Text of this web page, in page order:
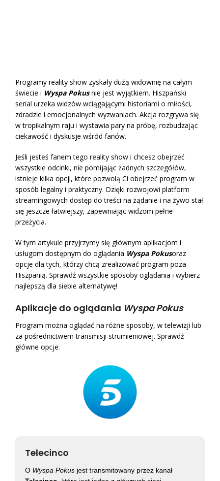
Programy reality show zyskały dużą widownię na całym
świecie i Wyspa Pokusnie jest wyjątkiem. Hiszpański
serial urzeka widzów wciągającymi historiami o miłości,
zdradzie i emocjonalnych wyzwaniach. Akcja rozgrywa się
w tropikalnym raju i wystawia pary na próbę, rozbudzając
ciekawość i dyskusje wśród fanów.
Jeśli jesteś fanem tego reality show i chcesz obejrzeć
wszystkie odcinki, nie pomijając żadnych szczegółów,
istnieje kilka opcji, które pozwolą Ci obejrzeć program w
sposób legalny i praktyczny. Dzięki rozwojowi platform
streamingowych dostęp do treści na żądanie i na żywo stał
się jeszcze łatwiejszy, zapewniając widzom pełne
przeżycia.
W tym artykule przyjrzymy się głównym aplikacjom i
usługom dostępnym do oglądania Wyspa Pokusoraz
opcje dla tych, którzy chcą zrealizować program poza
Hiszpanią. Sprawdź wszystkie sposoby oglądania i wybierz
najlepszą dla siebie alternatywę!
Aplikacje do oglądania Wyspa Pokus
Program można oglądać na różne sposoby, w telewizji lub
za pośrednictwem transmisji strumieniowej. Sprawdź
główne opcje:
Telecinco
O Wyspa Pokus jest transmitowany przez kanał